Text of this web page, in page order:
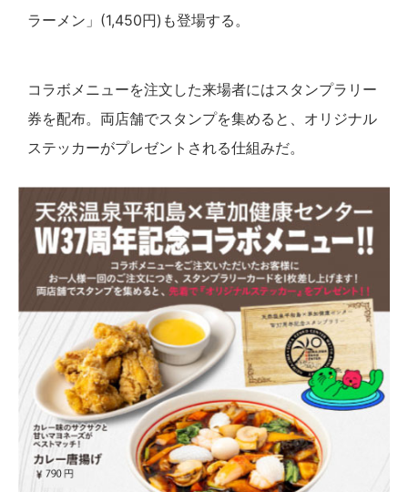
ラーメン」(1,450円)も登場する。
コラボメニューを注文した来場者にはスタンプラリー
券を配布。両店舗でスタンプを集めると、オリジナル
ステッカーがプレゼントされる仕組みだ。